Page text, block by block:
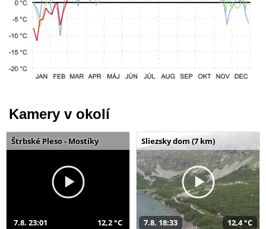
Kamery v okolí
Štrbské Pleso - Mostíky
7.8. 23:01 12,2 °C
Sliezsky dom (7 km)
7.8. 18:33 12,4 °C